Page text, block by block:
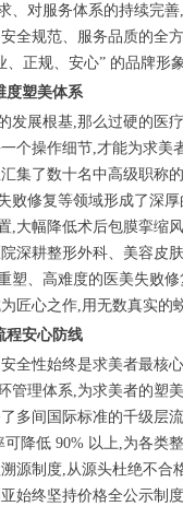
、对服务体系的持续完
全规范、服务品质的全
、正规、安心” 的品牌形
度塑美体系
发展根基,那么过硬的医
个操作细节,才能为求美
集了数十名中高级职称
败修复等领域形成了深
,大幅降低术后包膜挛缩
深耕整形外科、美容皮
塑、高难度的医美失败
匠心之作,用无数真实的
程安心防线
全性始终是求美者最核
管理体系,为求美者的塑
多间国际标准的千级层
降低 90% 以上,为各类
源制度,从源头杜绝不合
始终坚持价格全公示制